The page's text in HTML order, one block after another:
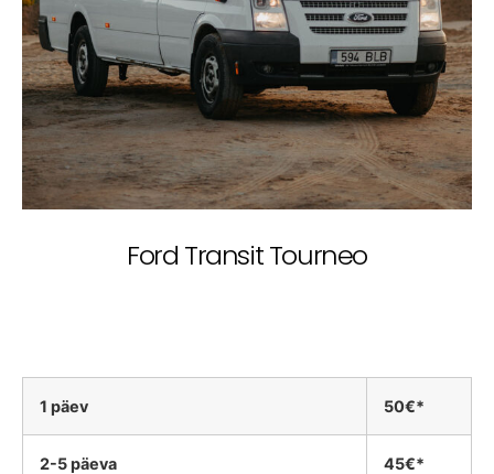
Ford Transit Tourneo
1 päev 50€*
2-5 päeva 45€*